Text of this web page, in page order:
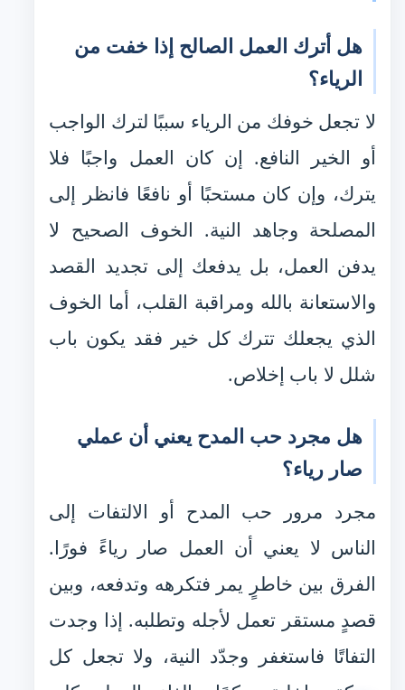
هل أترك العمل الصالح إذا خفت من
الرياء؟
لا تجعل خوفك من الرياء سببًا لترك الواجب
أو الخير النافع. إن كان العمل واجبًا فلا
يترك، وإن كان مستحبًا أو نافعًا فانظر إلى
المصلحة وجاهد النية. الخوف الصحيح لا
يدفن العمل، بل يدفعك إلى تجديد القصد
والاستعانة بالله ومراقبة القلب، أما الخوف
الذي يجعلك تترك كل خير فقد يكون باب
شلل لا باب إخلاص.
هل مجرد حب المدح يعني أن عملي
صار رياء؟
مجرد مرور حب المدح أو الالتفات إلى
الناس لا يعني أن العمل صار رياءً فورًا.
الفرق بين خاطرٍ يمر فتكرهه وتدفعه، وبين
قصدٍ مستقر تعمل لأجله وتطلبه. إذا وجدت
التفاتًا فاستغفر وجدّد النية، ولا تجعل كل